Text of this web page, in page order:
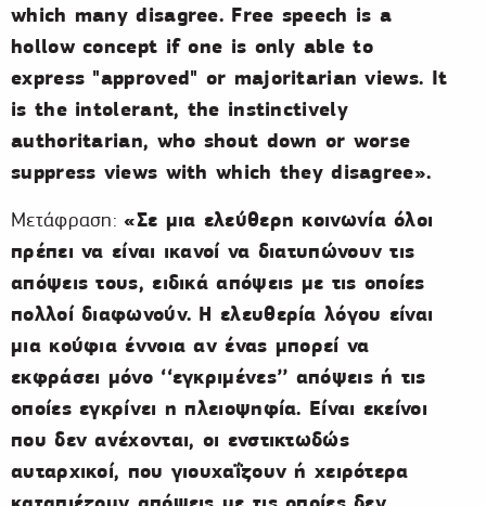
which many disagree. Free speech is a
hollow concept if one is only able to
express "approved" or majoritarian views. It
is the intolerant, the instinctively
authoritarian, who shout down or worse
suppress views with which they disagree».
Μετάφραση:«Σε μια ελεύθερη κοινωνία όλοι
πρέπει να είναι ικανοί να διατυπώνουν τις
απόψεις τους, ειδικά απόψεις με τις οποίες
πολλοί διαφωνούν. Η ελευθερία λόγου είναι
μια κούφια έννοια αν ένας μπορεί να
εκφράσει μόνο ‘‘εγκριμένες’’ απόψεις ή τις
οποίες εγκρίνει η πλειοψηφία. Είναι εκείνοι
που δεν ανέχονται, οι ενστικτωδώς
αυταρχικοί, που γιουχαΐζουν ή χειρότερα